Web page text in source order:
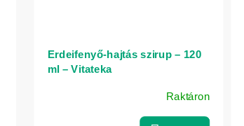
Erdeifenyő-hajtás szirup – 120
ml – Vitateka
Raktáron